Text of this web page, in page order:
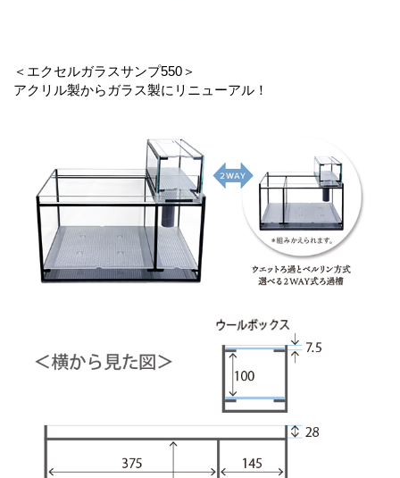
＜エクセルガラスサンプ550＞
アクリル製からガラス製にリニューアル！